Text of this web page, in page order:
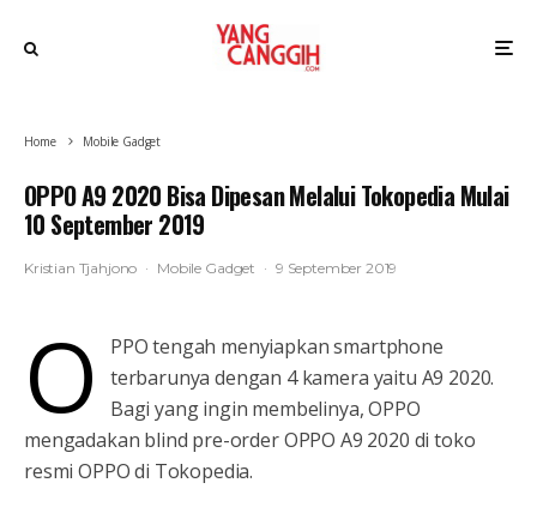
Home Mobile Gadget
OPPO A9 2020 Bisa Dipesan Melalui Tokopedia Mulai
10 September 2019
Kristian Tjahjono · Mobile Gadget · 9 September 2019
O
PPO tengah menyiapkan smartphone
terbarunya dengan 4 kamera yaitu A9 2020.
Bagi yang ingin membelinya, OPPO
mengadakan blind pre-order OPPO A9 2020 di toko
resmi OPPO di Tokopedia.